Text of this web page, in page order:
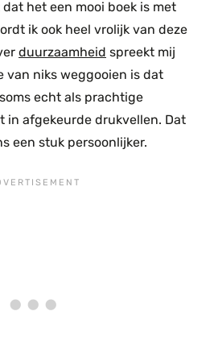
het een mooi boek is met
ik ook heel vrolijk van deze
duurzaamheid spreekt mij
van niks weggooien is dat
echt als prachtige
in afgekeurde drukvellen. Dat
een stuk persoonlijker.